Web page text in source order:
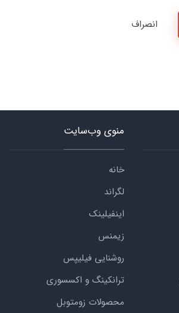
انصراف
منوی وب‌سایت
خانه
لگراند
اینفیلینک
زیمنس
روشنایی فیلیپس
ترانکینگ و اکسسوری
محصولات زومتوبل